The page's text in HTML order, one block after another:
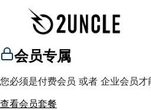
会员专属
您必须是付费会员 或者 企业会员才
查看会员套餐